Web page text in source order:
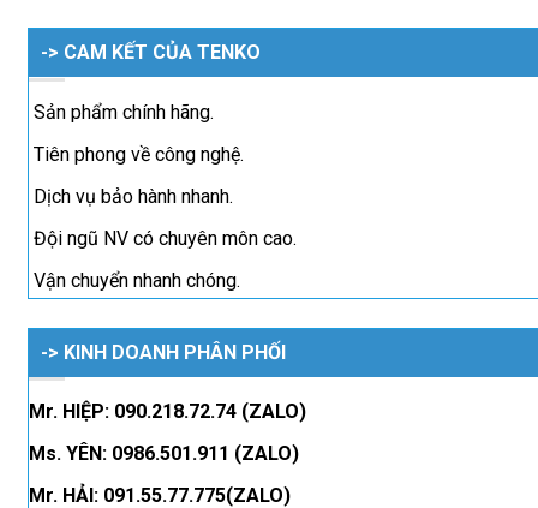
-> CAM KẾT CỦA TENKO
Sản phẩm chính hãng.
Tiên phong về công nghệ.
Dịch vụ bảo hành nhanh.
Đội ngũ NV có chuyên môn cao.
Vận chuyển nhanh chóng.
-> KINH DOANH PHÂN PHỐI
Mr. HIỆP: 090.218.72.74 (ZALO)
Ms. YÊN: 0986.501.911 (ZALO)
Mr. HẢI: 091.55.77.775(ZALO)